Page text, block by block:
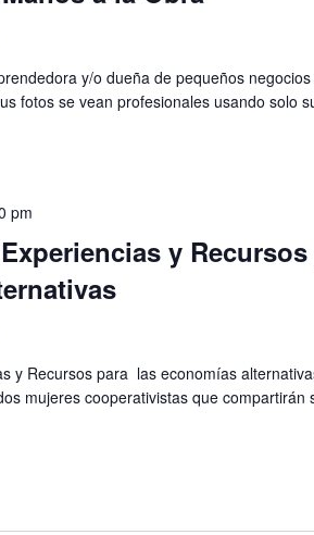
y/o dueña de pequeños
fotos se vean profesionales usando solo
y
pm
y Recursos para las economías
mujeres cooperativistas que compartirán